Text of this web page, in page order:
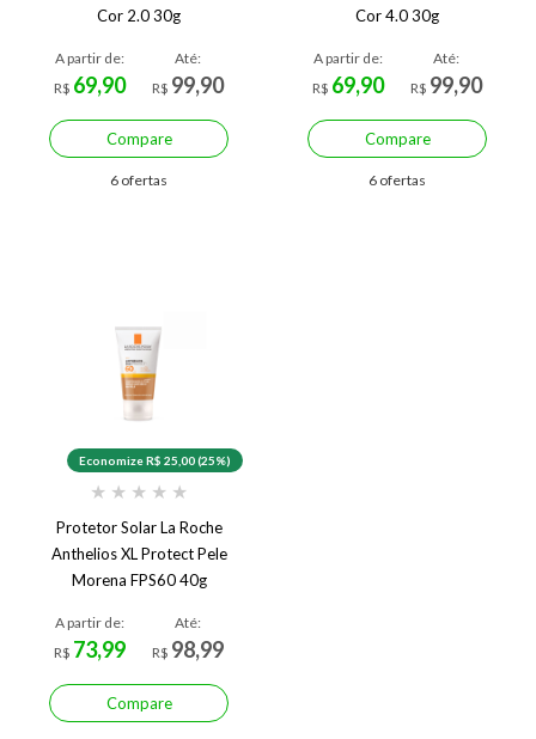
Cor 2.0 30g
A partir de:
R$ 69,90
Até:
R$ 99,90
Compare
6 ofertas
Cor 4.0 30g
A partir de:
R$ 69,90
Até:
R$ 99,90
Compare
6 ofertas
Economize R$ 25,00 (25%)
★ ★ ★ ★ ★
Protetor Solar La Roche
Anthelios XL Protect Pele
Morena FPS60 40g
A partir de:
R$ 73,99
Até:
R$ 98,99
Compare